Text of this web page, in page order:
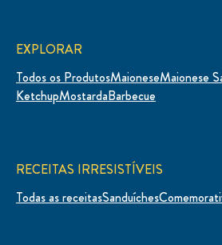
EXPLORAR
Todos os ProdutosMaioneseMaionese
KetchupMostardaBarbecue
RECEITAS IRRESISTÍVEIS
Todas as receitasSanduíches